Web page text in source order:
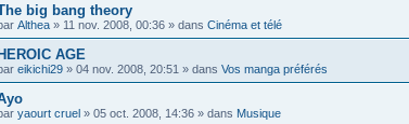
big bang theory
Althea » 11 nov. 2008, 00:36 » dans Cinéma et télé
AGE
eikichi29 » 04 nov. 2008, 20:51 » dans Vos manga préférés
yaourt cruel » 05 oct. 2008, 14:36 » dans Musique